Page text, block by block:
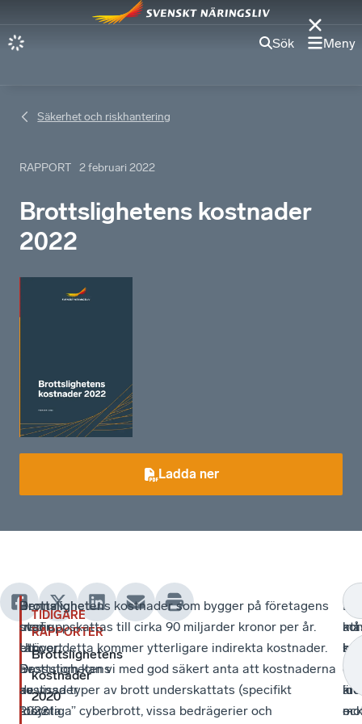
Sök Meny
Säkerhet och riskhantering
RAPPORT 2 februari 2022
Brottslighetens kostnader
2022
Ladda ner
Brottslighet
utgör
ett
av
de
största
Denna
tredje
rapport
Brottslighetens
kostnader
2022
TIDIGARE
RAPPORTER
Brottslighetens
kostnader
2020
Brottslighetens kostnader som bygger på företagens
svar uppskattas till cirka 90 miljarder kronor per år.
Utöver detta kommer ytterligare indirekta kostnader.
Dessutom kan vi med god säkert anta att kostnaderna
av vissa typer av brott underskattats (specifikt
”osynliga” cyberbrott, vissa bedrägerier och
–
att
är